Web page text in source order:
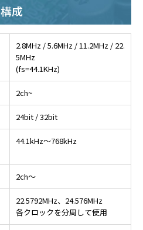
構成
2.8MHz / 5.6MHz / 11.2MHz / 22.
5MHz
(fs=44.1KHz)
2ch~
24bit / 32bit
44.1kHz～768kHz
2ch～
22.5792MHz、24.576MHz
各クロックを分周して使用